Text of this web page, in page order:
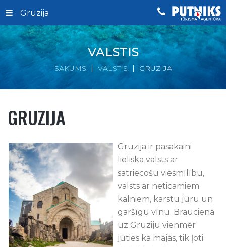
Gruzija
VALSTIS
SĀKUMS VALSTIS GRUZIJA
GRUZIJA
Gruzija ir pasakaini
lieliska valsts ar
satriecošu viesmīlību,
valsts ar neticamiem
kalniem, karstu jūru un
garšīgu vīnu. Braucienā
uz Gruziju vienmēr
jūties kā mājās, tik ļoti